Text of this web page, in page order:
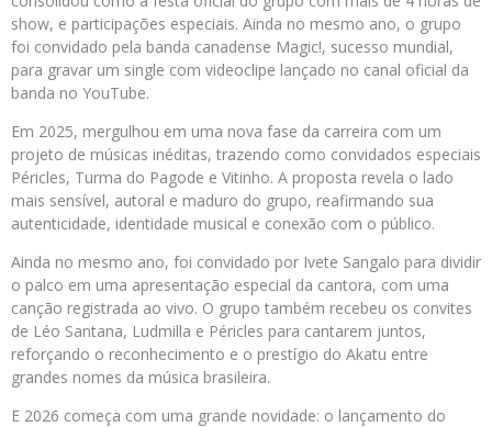
show, e participações especiais. Ainda no mesmo ano, o grupo
foi convidado pela banda canadense Magic!, sucesso mundial,
para gravar um single com videoclipe lançado no canal oficial da
banda no YouTube.
Em 2025, mergulhou em uma nova fase da carreira com um
projeto de músicas inéditas, trazendo como convidados especiais
Péricles, Turma do Pagode e Vitinho. A proposta revela o lado
mais sensível, autoral e maduro do grupo, reafirmando sua
autenticidade, identidade musical e conexão com o público.
Ainda no mesmo ano, foi convidado por Ivete Sangalo para dividir
o palco em uma apresentação especial da cantora, com uma
canção registrada ao vivo. O grupo também recebeu os convites
de Léo Santana, Ludmilla e Péricles para cantarem juntos,
reforçando o reconhecimento e o prestígio do Akatu entre
grandes nomes da música brasileira.
E 2026 começa com uma grande novidade: o lançamento do